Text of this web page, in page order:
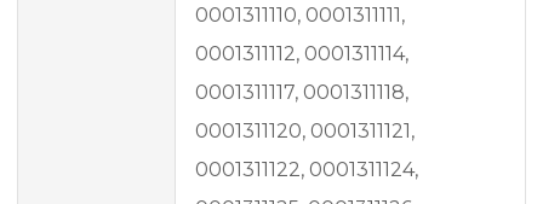
0001311110, 0001311111,
0001311112, 0001311114,
0001311117, 0001311118,
0001311120, 0001311121,
0001311122, 0001311124,